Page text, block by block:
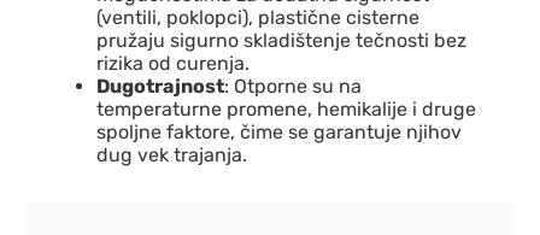
(ventili, poklopci), plastične cisterne
pružaju sigurno skladištenje tečnosti bez
rizika od curenja.
Dugotrajnost: Otporne su na
temperaturne promene, hemikalije i druge
spoljne faktore, čime se garantuje njihov
dug vek trajanja.